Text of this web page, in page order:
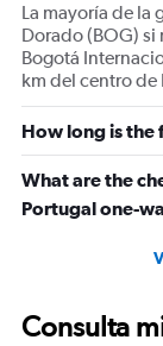
La mayoría de la
Dorado (BOG) si
Bogotá
km del centro de
How long is
What are the
Portugal one-
Consulta